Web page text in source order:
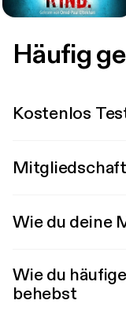
Häufig
Kostenlos
Wie du deine
Wie du
behebst